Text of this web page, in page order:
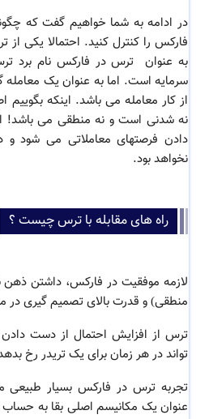
در ادامه به شما خواهیم گفت که
فارکس را کنترل کنید. احتمالا یکی
به عنوان ترس در فارکس نام برد
سرمایه است. اما به عنوان یک معامله
از کار معامله می باشد. اینکه بگوییم
نه شدنی است و نه منطقی می باشد!
دادن فرصتهایمعاملاتی می شود و
نخواهد بود.
راه های مقابله با ترس چیست ؟
لازمه موفقیت در فارکس، داشتنذهن
منطقی) و قدرت بالای تصمیم گیری
ترس از افزایش احتمال از دست
تواند در هر زمان برای یک تریدر رخ
تجربه ترسدر فارکسبسیار طبیعی
عنوان یک مکانیسم اصلی بقا به